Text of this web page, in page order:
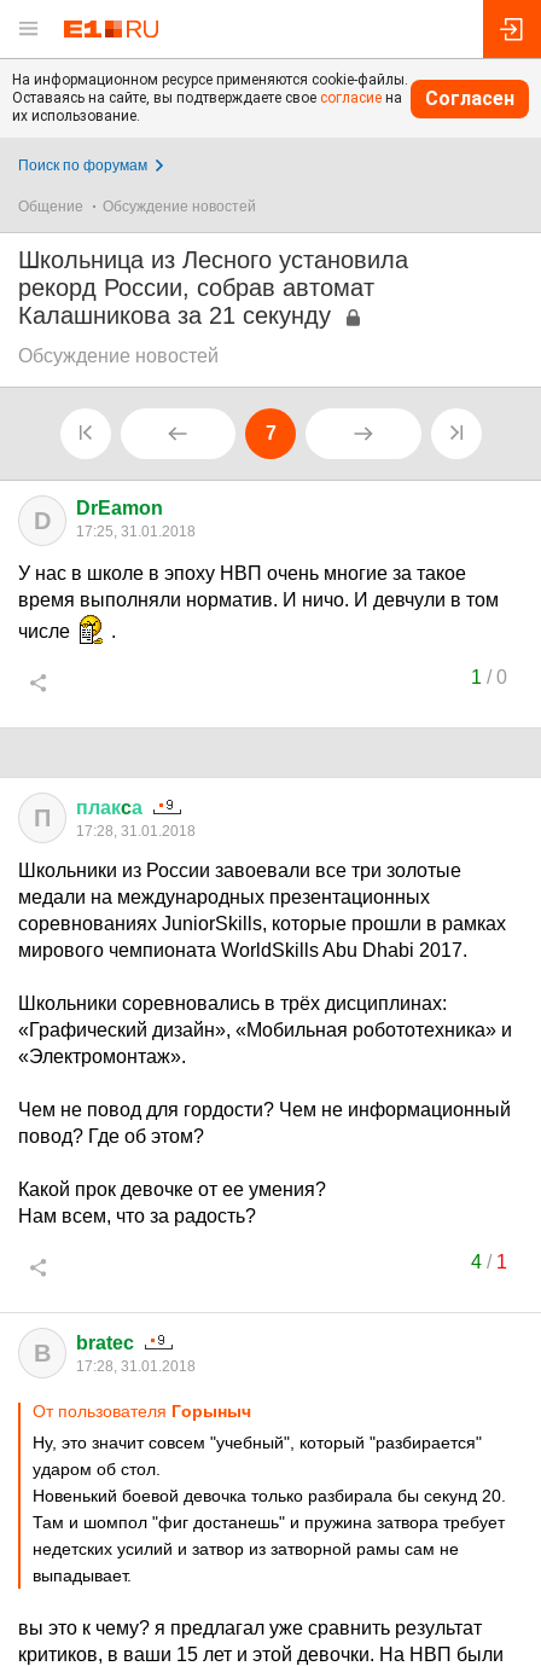
На информационном ресурсе применяются cookie-файлы.
Оставаясь на сайте, вы подтверждаете свое согласие на
их использование.
Согласен
Поиск по форумам
Общение Обсуждение новостей
Школьница из Лесного установила
рекорд России, собрав автомат
Калашникова за 21 секунду
Обсуждение новостей
7
D DrEamon
17:25, 31.01.2018
У нас в школе в эпоху НВП очень многие за такое
время выполняли норматив. И ничо. И девчули в том
числе
.
1 /0
П плакcа
17:28, 31.01.2018
Школьники из России завоевали все три золотые
медали на международных презентационных
соревнованиях JuniorSkills, которые прошли в рамках
мирового чемпионата WorldSkills Abu Dhabi 2017.
Школьники соревновались в трёх дисциплинах:
«Графический дизайн», «Мобильная робототехника» и
«Электромонтаж».
Чем не повод для гордости? Чем не информационный
повод? Где об этом?
Какой прок девочке от ее умения?
Нам всем, что за радость?
4/ 1
B bratec
17:28, 31.01.2018
От пользователя Гoрыныч
Ну, это значит совсем "учебный", который "разбирается"
ударом об стол.
Новенький боевой девочка только разбирала бы секунд 20.
Там и шомпол "фиг достанешь" и пружина затвора требует
недетских усилий и затвор из затворной рамы сам не
выпадывает.
вы это к чему? я предлагал уже сравнить результат
критиков, в ваши 15 лет и этой девочки. На НВП были